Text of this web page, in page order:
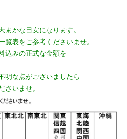
かな目安になります。
表をご参考くださいませ。
込みの正式な金額を
明な点がございましたら
いませ。